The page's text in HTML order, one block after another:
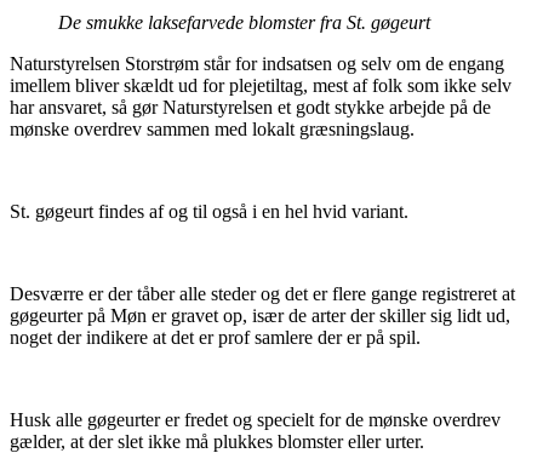
De smukke laksefarvede blomster fra St. gøgeurt
Naturstyrelsen Storstrøm står for indsatsen og selv om de engang
imellem bliver skældt ud for plejetiltag, mest af folk som ikke selv
har ansvaret, så gør Naturstyrelsen et godt stykke arbejde på de
mønske overdrev sammen med lokalt græsningslaug.
St. gøgeurt findes af og til også i en hel hvid variant.
Desværre er der tåber alle steder og det er flere gange registreret at
gøgeurter på Møn er gravet op, især de arter der skiller sig lidt ud,
noget der indikere at det er prof samlere der er på spil.
Husk alle gøgeurter er fredet og specielt for de mønske overdrev
gælder, at der slet ikke må plukkes blomster eller urter.